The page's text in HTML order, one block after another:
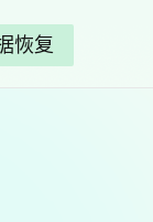
恢复